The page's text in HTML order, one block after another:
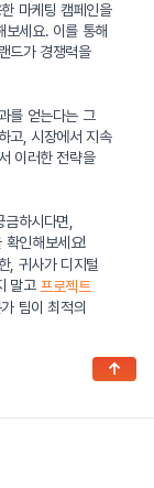
마케팅 캠페인을
세요. 이를 통해
드가 경쟁력을
를 얻는다는 그
고, 시장에서 지속
이러한 전략을
금하시다면,
확인해보세요!
, 귀사가 디지털
말고 프로젝트
팀이 최적의
↑